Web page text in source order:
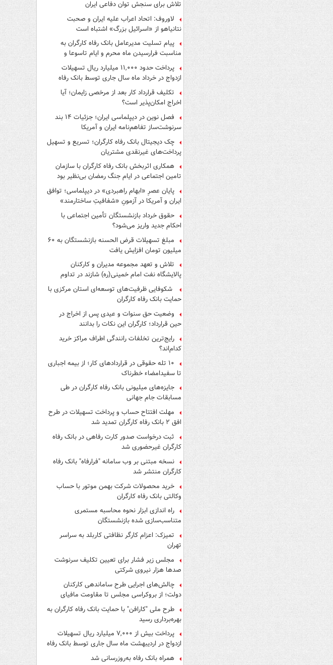
تلاش برای سنجش توان دفاعی ایران
لاوروف: اتحاد اعراب علیه ایران و صحبت
نتانیاهو از «اسرائیل بزرگ» اشتباه است
پیام تسلیت مدیرعامل بانک رفاه کارگران به
مناسبت فرارسیدن ماه محرم و ایام تاسوعا و
عاشورای حسینی
پرداخت حدود ۱۱,۰۰۰ میلیارد ریال تسهیلات
ازدواج در خرداد ماه سال جاری توسط بانک رفاه
کارگران
تکلیف قرارداد کار بعد از مرخصی زایمان؛ آیا
اخراج امکان‌پذیر است؟
فصل نوین در دیپلماسی ایران؛ جزئیات ۱۴ بند
سرنوشت‌ساز تفاهم‌نامه ایران و آمریکا
چک دیجیتال بانک رفاه کارگران؛ تسریع و تسهیل
پرداخت‌های غیرنقدی مشتریان
همکاری اثربخش بانک رفاه کارگران با سازمان
تامین اجتماعی در ایام جنگ رمضان بی‌نظیر بود
پایان عصرِ «ابهام راهبردی» در دیپلماسی؛ توافق
ایران و آمریکا در آزمونِ «شفافیتِ ساختارمند»
حقوق خرداد بازنشستگان تأمین اجتماعی با
احکام جدید واریز می‌شود؟
مبلغ تسهیلات قرض الحسنه بازنشستگان به ۶۰
میلیون تومان افزایش یافت
تلاش و تعهد مجموعه مدیران و کارکنان
پالایشگاه نفت امام خمینی(ره) شازند در تداوم
تولید در ایام جنگ رمضان، شایسته قدردانی است
شکوفایی ظرفیت‌های توسعه‌ای استان مرکزی با
حمایت بانک رفاه کارگران
وضعیت حق سنوات و عیدی پس از اخراج در
حین قرارداد؛ کارگران این نکات را بدانند
رایج‌ترین تخلفات رانندگی اطراف مراکز خرید
کدام‌اند؟
۱۰ تله حقوقی در قراردادهای کار؛ از بیمه اجباری
تا سفیدامضاء خطرناک
جایزه‌های میلیونی بانک رفاه کارگران در طی
مسابقات جام جهانی
مهلت افتتاح حساب و پرداخت تسهیلات در طرح
افق ۲ بانک رفاه کارگران تمدید شد
ثبت درخواست صدور کارت رفاهی در بانک رفاه
کارگران غیرحضوری شد
نسخه مبتنی بر وب سامانه "فرارفاه" بانک رفاه
کارگران منتشر شد
خرید محصولات شرکت بهمن موتور با حساب
وکالتی بانک رفاه کارگران
راه اندازی ابزار نحوه محاسبه مستمری
متناسب‌سازی شده بازنشستگان
تمیزک: اعزام کارگر نظافتی کاربلد به سراسر
تهران
مجلس زیر فشار برای تعیین تکلیف سرنوشت
صدها هزار نیروی شرکتی
چالش‌های اجرایی طرح ساماندهی کارکنان
دولت؛ از بروکراسی مجلس تا مقاومت مافیای
واسطه‌گری
طرح ملی "کارافن" با حمایت بانک رفاه کارگران به
بهره‌برداری رسید
پرداخت بیش از ۷,۰۰۰ میلیارد ریال تسهیلات
ازدواج در اردیبهشت ماه سال جاری توسط بانک رفاه
کارگران
همراه بانک رفاه به‌روزرسانی شد